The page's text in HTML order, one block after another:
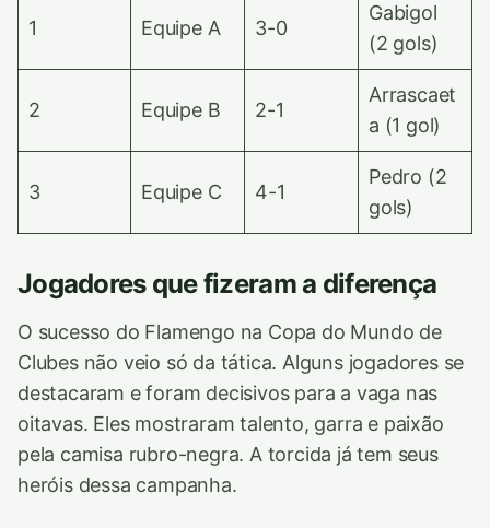
1 Equipe A 3-0
Gabigol
(2 gols)
2 Equipe B 2-1
Arrascaet
a (1 gol)
3 Equipe C 4-1
Pedro (2
gols)
Jogadores que fizeram a diferença
O sucesso do Flamengo na Copa do Mundo de
Clubes não veio só da tática. Alguns jogadores se
destacaram e foram decisivos para a vaga nas
oitavas. Eles mostraram talento, garra e paixão
pela camisa rubro-negra. A torcida já tem seus
heróis dessa campanha.